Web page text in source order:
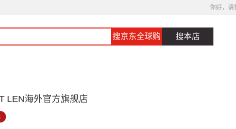
你好，请
搜京东全球购 搜本店
LEN海外官方旗舰店